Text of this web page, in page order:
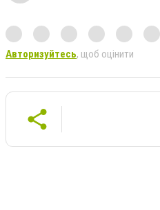
Авторизуйтесь, щоб оцінити